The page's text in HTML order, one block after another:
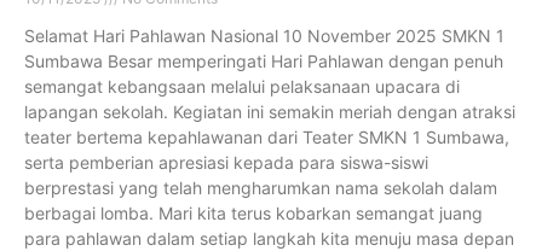
Selamat Hari Pahlawan Nasional 10 November 2025 SMKN 1
Sumbawa Besar memperingati Hari Pahlawan dengan penuh
semangat kebangsaan melalui pelaksanaan upacara di
lapangan sekolah. Kegiatan ini semakin meriah dengan atraksi
teater bertema kepahlawanan dari Teater SMKN 1 Sumbawa,
serta pemberian apresiasi kepada para siswa-siswi
berprestasi yang telah mengharumkan nama sekolah dalam
berbagai lomba. Mari kita terus kobarkan semangat juang
para pahlawan dalam setiap langkah kita menuju masa depan